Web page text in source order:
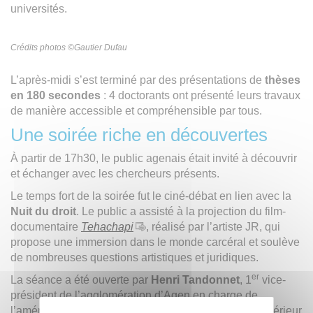
universités.
Crédits photos ©Gautier Dufau
L’après-midi s’est terminé par des présentations de thèses
en 180 secondes : 4 doctorants ont présenté leurs travaux
de manière accessible et compréhensible par tous.
Une soirée riche en découvertes
À partir de 17h30, le public agenais était invité à découvrir
et échanger avec les chercheurs présents.
Le temps fort de la soirée fut le ciné-débat en lien avec la
Nuit du droit. Le public a assisté à la projection du film-
documentaire Tehachapi
, réalisé par l’artiste JR, qui
propose une immersion dans le monde carcéral et soulève
de nombreuses questions artistiques et juridiques.
La séance a été ouverte par Henri Tandonnet, 1 er vice-
président de l’agglomération d’Agen en charge de
l’aménagement du territoire et de l’enseignement supérieur